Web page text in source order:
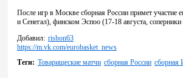
После игр в Москве сборная России примет участие
и Сенегал), финском Эспоо (17-18 августа,
Добавил: rishon63
https://m.vk.com/eurobasket_news
Теги: Товарищеские матчи сборная России сборная